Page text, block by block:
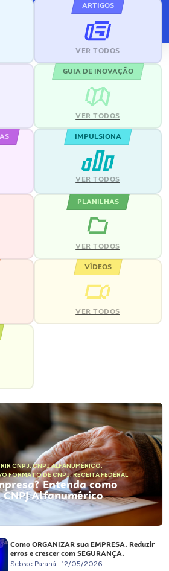
ARTIGOS
VER TODOS
GUIA DE INOVAÇÃO
VER TODOS
IMPULSIONA
VER TODOS
PLANILHAS
VER TODOS
VÍDEOS
VER TODOS
CNPJ,CNPJ ALFANUMÉRICO,
FORMATO DE CNPJ,RECEITA FEDERAL
Entenda como
Alfanumérico
Como ORGANIZAR sua EMPRESA. Reduzir
erros e crescer com SEGURANÇA.
Sebrae Paraná 12/05/2026